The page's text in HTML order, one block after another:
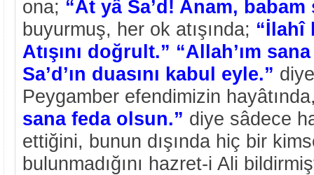
ona; “At yâ Sa’d! Anam,
buyurmuş, her ok atışında; “İlahî
Atışını doğrult.” “Allah’ım
Sa’d’ın duasını kabul eyle.”
Peygamber efendimizin
sana feda olsun.” diye sâdece
ettiğini, bunun dışında hiç bir
bulunmadığını hazret-i Ali